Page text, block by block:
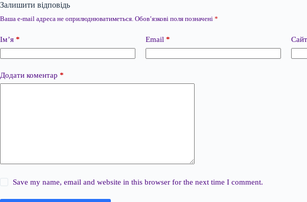
Залишити відповідь
Ваша e-mail адреса не оприлюднюватиметься. Обов’язкові поля позначені *
Ім’я * Email * Сайт
Додати коментар *
Save my name, email and website in this browser for the next time I comment.